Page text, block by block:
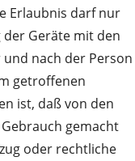
Erlaubnis darf nur
Geräte mit den
nach der Person
getroffenen
ist, daß von den
gemacht
oder rechtliche